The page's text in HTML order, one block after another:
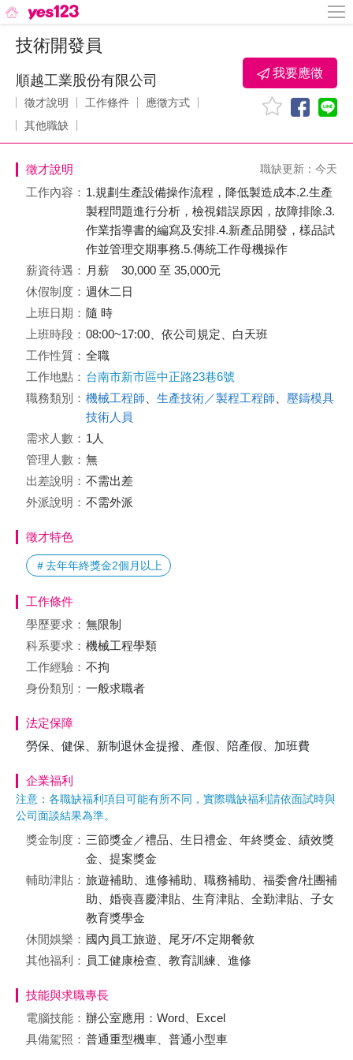
技術開發員
順越工業股份有限公司
徵才說明 工作條件
應徵方式
其他職缺
我要應徵
徵才說明 職缺更新：今天
工作內容： 1.規劃生產設備操作流程，降低製造成本.2.生產
製程問題進行分析，檢視錯誤原因，故障排除.3.
作業指導書的編寫及安排.4.新產品開發，樣品試
作並管理交期事務.5.傳統工作母機操作
薪資待遇： 月薪 30,000 至 35,000元
休假制度： 週休二日
上班日期： 隨 時
上班時段： 08:00~17:00、依公司規定、白天班
工作性質： 全職
工作地點： 台南市新市區中正路23巷6號
職務類別： 機械工程師 生產技術／製程工程師
壓鑄模具
技術人員
需求人數： 1人
管理人數： 無
出差說明： 不需出差
外派說明： 不需外派
徵才特色
＃去年年終獎金2個月以上
工作條件
學歷要求： 無限制
科系要求： 機械工程學類
工作經驗： 不拘
身份類別： 一般求職者
法定保障
勞保、健保、新制退休金提撥、產假、陪產假、加班費
企業福利
注意：各職缺福利項目可能有所不同，實際職缺福利請依面試時與
公司面談結果為準。
獎金制度： 三節獎金／禮品、生日禮金、年終獎金、績效獎
金、提案獎金
輔助津貼： 旅遊補助、進修補助、職務補助、福委會/社團補
助、婚喪喜慶津貼、生育津貼、全勤津貼、子女
教育獎學金
休閒娛樂： 國內員工旅遊、尾牙/不定期餐敘
其他福利： 員工健康檢查、教育訓練、進修
技能與求職專長
電腦技能： 辦公室應用：Word、Excel
具備駕照： 普通重型機車、普通小型車